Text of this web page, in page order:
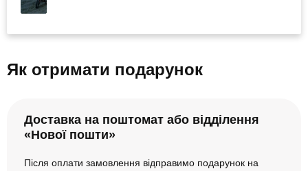
Як отримати подарунок
Доставка на поштомат або відділення
«Нової пошти»
Після оплати замовлення відправимо подарунок на